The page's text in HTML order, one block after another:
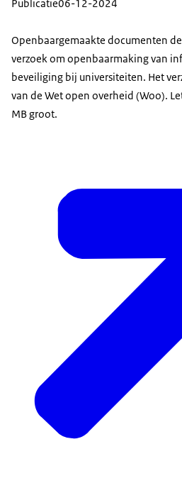
Publicatie06-12-2024
Openbaargemaakte documenten
verzoek om openbaarmaking van
beveiliging bij universiteiten. Het
van de Wet open overheid (Woo).
MB groot.